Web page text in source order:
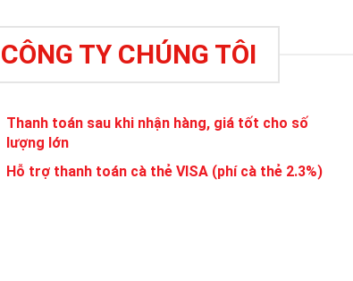
TY CHÚNG TÔI
Thanh toán sau khi nhận hàng, giá tốt cho số
lượng lớn
Hỗ trợ thanh toán cà thẻ VISA (phí cà thẻ 2.3%)